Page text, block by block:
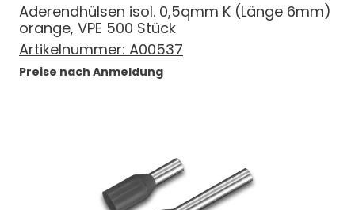
Aderendhülsen isol. 0,5qmm K (Länge 6mm)
orange, VPE 500 Stück
Artikelnummer: A00537
Preise nach Anmeldung